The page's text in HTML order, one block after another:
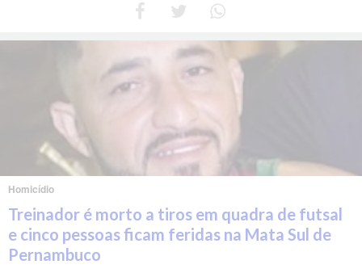
Homicídio
Treinador é morto a tiros em quadra de futsal
e cinco pessoas ficam feridas na Mata Sul de
Pernambuco